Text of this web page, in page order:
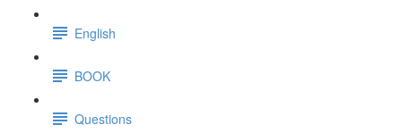
English
BOOK
Questions